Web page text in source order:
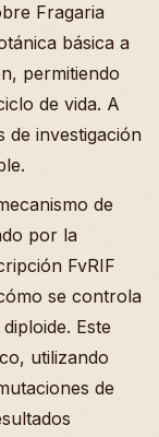
Fragaria
básica a
permitiendo
de vida. A
de investigación
de
por la
FvRIF
se controla
Este
utilizando
de